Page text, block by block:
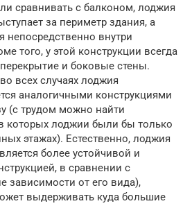
сравнивать с балконом, лоджия
за периметр здания, а
непосредственно внутри
того, у этой конструкции всегда
и боковые стены.
всех случаях лоджия
аналогичными конструкциями
(с трудом можно найти
которых лоджии были бы только
этажах). Естественно, лоджия
более устойчивой и
в сравнении с
зависимости от его вида),
выдерживать куда большие